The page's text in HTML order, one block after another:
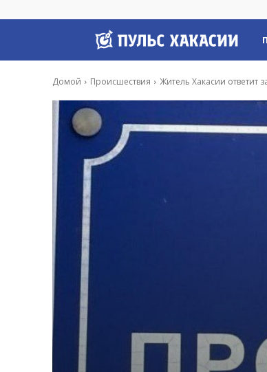
Домой Происшествия Житель Хакасии